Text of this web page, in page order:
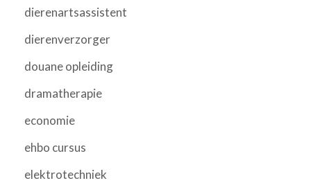
dierenartsassistent
dierenverzorger
douane opleiding
dramatherapie
economie
ehbo cursus
elektrotechniek